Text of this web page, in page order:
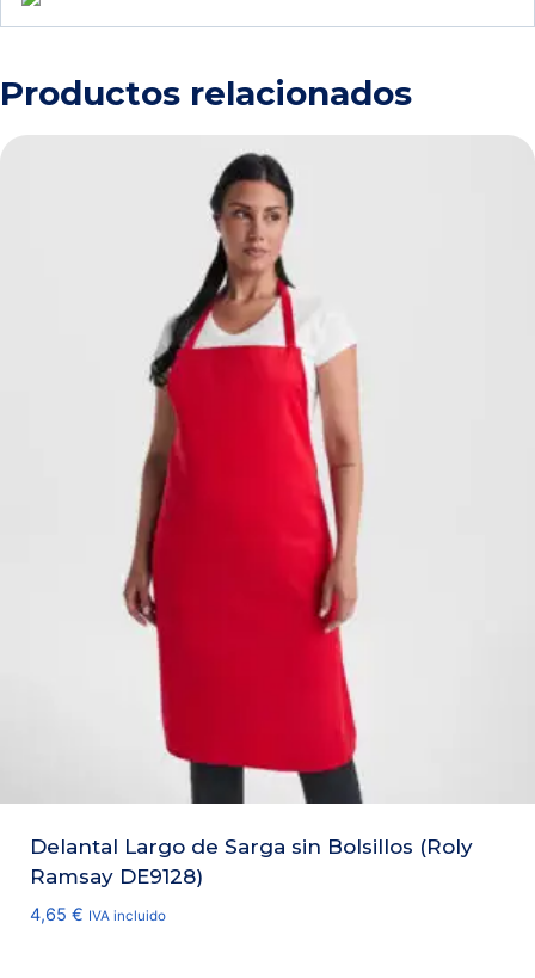
Productos relacionados
Delantal Largo de Sarga sin Bolsillos (Roly
Ramsay DE9128)
4,65 € IVA incluido